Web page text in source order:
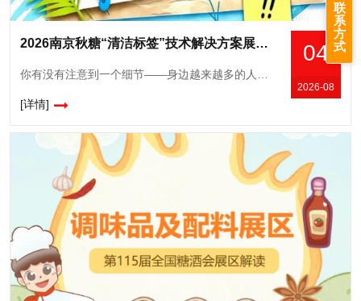
04
2026-08
2026南京秋糖“清洁标签”技术解决方案展｜保水护色防腐成本四重突破
你有没有注意到一个细节——身边越来越多的人，拿起一包东西先看背面。不是看热量，不是看营养成分，而是盯着配料表认真琢磨。大家现在就想知道一件事：我吃的这玩意儿，里面到底装了啥？这就是清洁标签（Cle
[详情]
联
系
方
式